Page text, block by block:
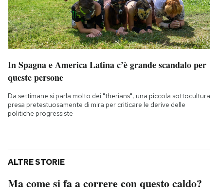
In Spagna e America Latina c’è grande scandalo per
queste persone
Da settimane si parla molto dei "therians", una piccola sottocultura
presa pretestuosamente di mira per criticare le derive delle
politiche progressiste
ALTRE STORIE
Ma come si fa a correre con questo caldo?